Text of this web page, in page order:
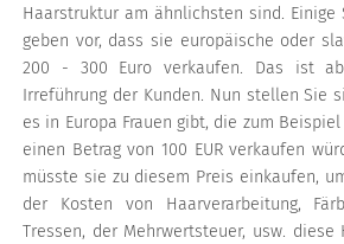
Haarstruktur am ähnlichsten sind. Einige
geben vor, dass sie europäische oder
200 - 300 Euro verkaufen. Das ist
Irreführung der Kunden. Nun stellen Sie
es in Europa Frauen gibt, die zum
einen Betrag von 100 EUR verkaufen
müsste sie zu diesem Preis einkaufen,
der Kosten von Haarverarbeitung,
Tressen, der Mehrwertsteuer, usw. diese